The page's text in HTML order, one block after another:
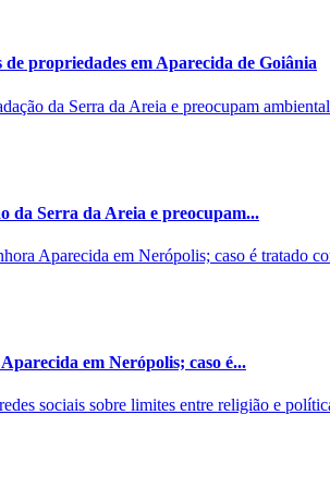
propriedades em Aparecida de Goiânia
da Serra da Areia e preocupam...
em Nerópolis; caso é...